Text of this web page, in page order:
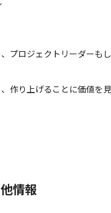
プロジェクトリーダーも
作り上げることに価値を
情報